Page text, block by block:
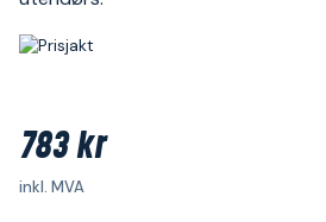
783 kr
inkl. MVA